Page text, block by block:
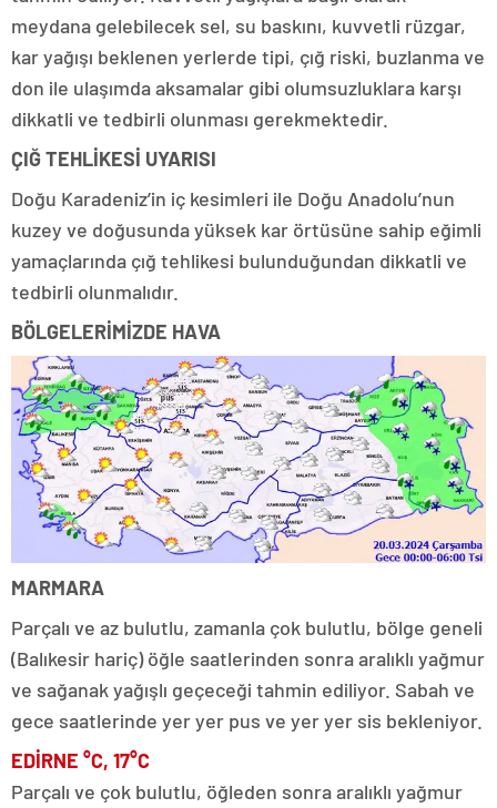
meydana gelebilecek sel, su baskını, kuvvetli rüzgar,
kar yağışı beklenen yerlerde tipi, çığ riski, buzlanma ve
don ile ulaşımda aksamalar gibi olumsuzluklara karşı
dikkatli ve tedbirli olunması gerekmektedir.
ÇIĞ TEHLİKESİ UYARISI
Doğu Karadeniz’in iç kesimleri ile Doğu Anadolu’nun
kuzey ve doğusunda yüksek kar örtüsüne sahip eğimli
yamaçlarında çığ tehlikesi bulunduğundan dikkatli ve
tedbirli olunmalıdır.
BÖLGELERİMİZDE HAVA
MARMARA
Parçalı ve az bulutlu, zamanla çok bulutlu, bölge geneli
(Balıkesir hariç) öğle saatlerinden sonra aralıklı yağmur
ve sağanak yağışlı geçeceği tahmin ediliyor. Sabah ve
gece saatlerinde yer yer pus ve yer yer sis bekleniyor.
EDİRNE °C, 17°C
Parçalı ve çok bulutlu, öğleden sonra aralıklı yağmur